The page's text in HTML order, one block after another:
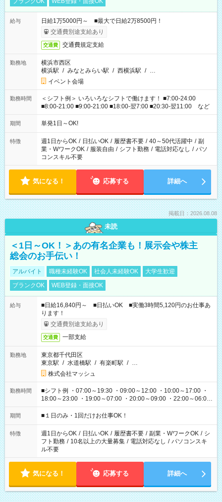
給与
日給1万5000円～ ■最大で日給2万8500円！
交通費別途支給あり
交通費 交通費規定支給
勤務地
横浜市西区
横浜駅 / みなとみらい駅 / 西横浜駅 / …
イベント会場
勤務時間
＜シフト例＞ いろいろなシフトで働けます！ ■7:00-24:00
■8:00-21:00 ■9:00-21:00 ■18:00-翌7:00 ■20:30-翌11:00 など
期間 単発1日～OK!
特徴 週1日からOK / 日払いOK / 履歴書不要 / 40～50代活躍中 / 副
業・WワークOK / 服装自由 / シフト勤務 / 電話対応なし / パソ
コンスキル不要
気になる！ 応募する 詳細へ
掲載日：2026.08.08
未読
＜1日～OK！＞あの有名企業も！展示会や株主
総会のお手伝い！
アルバイト 職種未経験OK 社会人未経験OK
大学生歓迎
ブランクOK
WEB登録・面接OK
給与
■日給16,840円～ ■日払いOK ■実働3時間5,120円のお仕事あ
ります！
交通費別途支給あり
交通費 一部支給
勤務地
東京都千代田区
東京駅 / 水道橋駅 / 有楽町駅 / …
株式会社マッシュ
勤務時間
■シフト例 ・07:00～19:30 ・09:00～12:00 ・10:00～17:00 ・
18:00～23:00 ・19:00～07:00 ・20:00～09:00 ・22:00～06:00
etc ★最短で3時間で5,120円のお仕事から 15時間で2万円近く稼
げるお仕事も！ ご希望のお時間に合わせてご紹介！ ※シフトは
ください！
期間 ■１日のみ・1回だけお仕事OK！
特徴 週1日からOK / 日払いOK / 履歴書不要 / 副業・WワークOK / シ
フト勤務 / 10名以上の大量募集 / 電話対応なし / パソコンスキ
ル不要
気になる！ 応募する 詳細へ